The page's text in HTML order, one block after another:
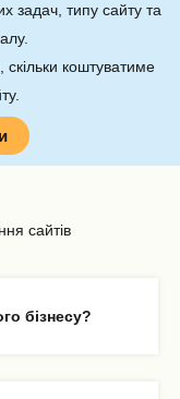
задач, типу сайту та
скільки коштуватиме
сайтів
бізнесу?